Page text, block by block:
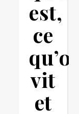
est,
ce
vit
et